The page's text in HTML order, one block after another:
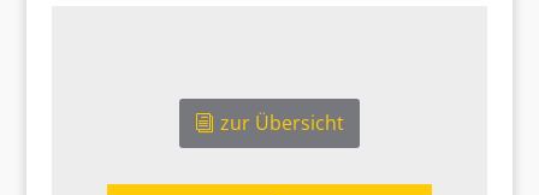
zur Übersicht